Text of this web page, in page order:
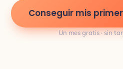
Conseguir mis
Un mes gratis · sin